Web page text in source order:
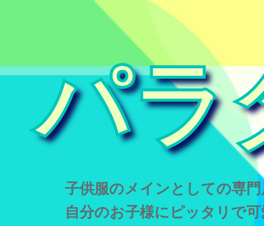
パラ
子供服のメインとしての専
自分のお子様にピッタリで